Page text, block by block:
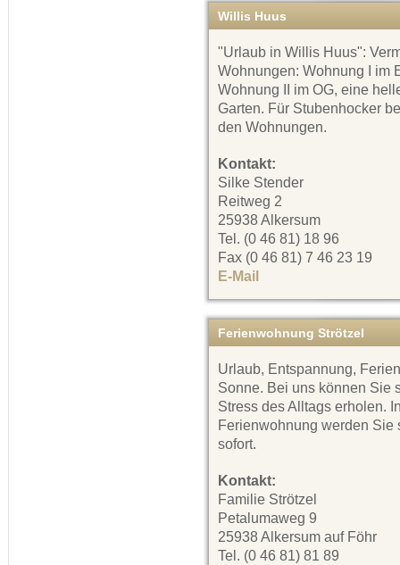
Willis Huus
"Urlaub in Willis Huus":
Wohnungen: Wohnung I im
Wohnung II im OG, eine
Garten. Für Stubenhocker
den Wohnungen.
Kontakt:
Silke Stender
Reitweg 2
25938 Alkersum
Tel. (0 46 81) 18 96
Fax (0 46 81) 7 46 23 19
E-Mail
Ferienwohnung Strötzel
Urlaub, Entspannung,
Sonne. Bei uns können Sie
Stress des Alltags erholen.
Ferienwohnung werden
sofort.
Kontakt:
Familie Strötzel
Petalumaweg 9
25938 Alkersum auf Föhr
Tel. (0 46 81) 81 89